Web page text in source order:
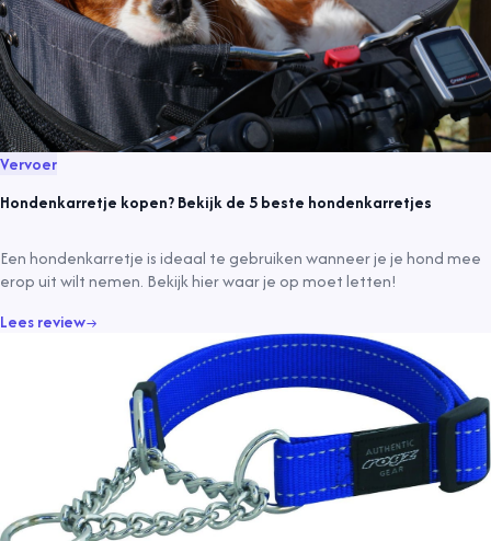
Vervoer
Hondenkarretje kopen? Bekijk de 5 beste hondenkarretjes
Een hondenkarretje is ideaal te gebruiken wanneer je je hond mee
erop uit wilt nemen. Bekijk hier waar je op moet letten!
Lees review